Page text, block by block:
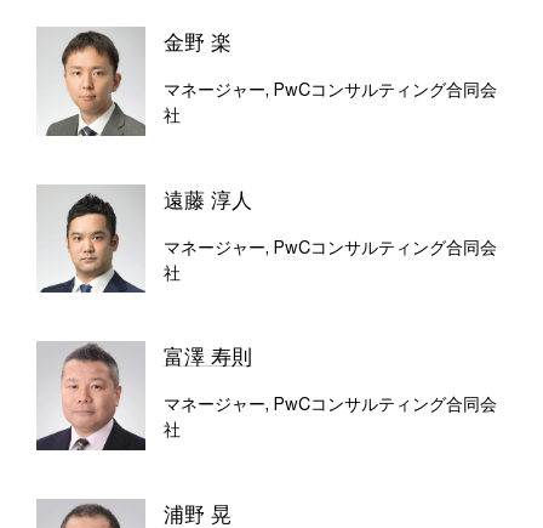
金野 楽
マネージャー, PwCコンサルティング合同会
社
遠藤 淳人
マネージャー, PwCコンサルティング合同会
社
富澤 寿則
マネージャー, PwCコンサルティング合同会
社
浦野 晃